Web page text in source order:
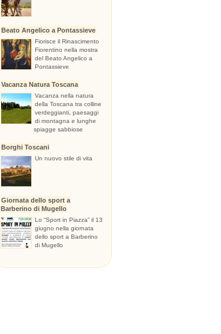
Beato Angelico a Pontassieve
Fiorisce il Rinascimento
Fiorentino nella mostra
del Beato Angelico a
Pontassieve
Vacanza Natura Toscana
Vacanza nella natura
della Toscana tra colline
verdeggianti, paesaggi
di montagna e lunghe
spiagge sabbiose
Borghi Toscani
Un nuovo stile di vita
Giornata dello sport a
Barberino di Mugello
Lo “Sport in Piazza” il 13
giugno nella giornata
dello sport a Barberino
di Mugello